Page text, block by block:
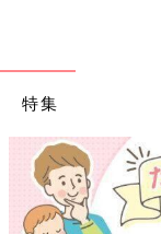
特集